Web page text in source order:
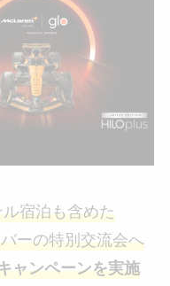
宿泊も含めた
ーの特別交流会へ
ャンペーンを実施